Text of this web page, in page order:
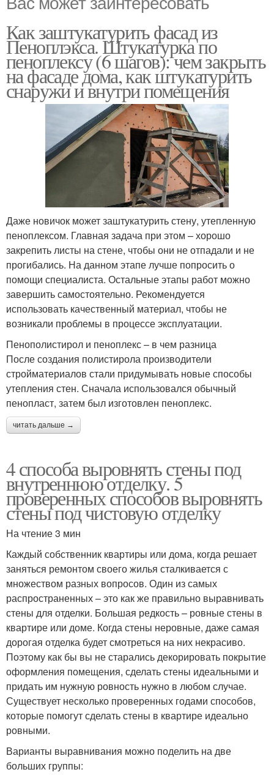
Как заштукатурить фасад из
Пеноплэкса. Штукатурка по
пеноплексу (6 шагов): чем закрыть
на фасаде дома, как штукатурить
снаружи и внутри помещения
Даже новичок может заштукатурить стену, утепленную
пеноплексом. Главная задача при этом – хорошо
закрепить листы на стене, чтобы они не отпадали и не
прогибались. На данном этапе лучше попросить о
помощи специалиста. Остальные этапы работ можно
завершить самостоятельно. Рекомендуется
использовать качественный материал, чтобы не
возникали проблемы в процессе эксплуатации.
Пенополистирол и пеноплекс – в чем разница
После создания полистирола производители
стройматериалов стали придумывать новые способы
утепления стен. Сначала использовался обычный
пенопласт, затем был изготовлен пеноплекс.
читать дальше →
4 способа выровнять стены под
внутреннюю отделку. 5
проверенных способов выровнять
стены под чистовую отделку
На чтение 3 мин
Каждый собственник квартиры или дома, когда решает
заняться ремонтом своего жилья сталкивается с
множеством разных вопросов. Один из самых
распространенных – это как же правильно выравнивать
стены для отделки. Большая редкость – ровные стены в
квартире или доме. Когда стены неровные, даже самая
дорогая отделка будет смотреться на них некрасиво.
Поэтому как бы вы не старались декорировать покрытие
оформления помещения, сделать стены идеальными и
придать им нужную ровность нужно в любом случае.
Существует несколько проверенных годами способов,
которые помогут сделать стены в квартире идеально
ровными.
Варианты выравнивания можно поделить на две
больших группы: